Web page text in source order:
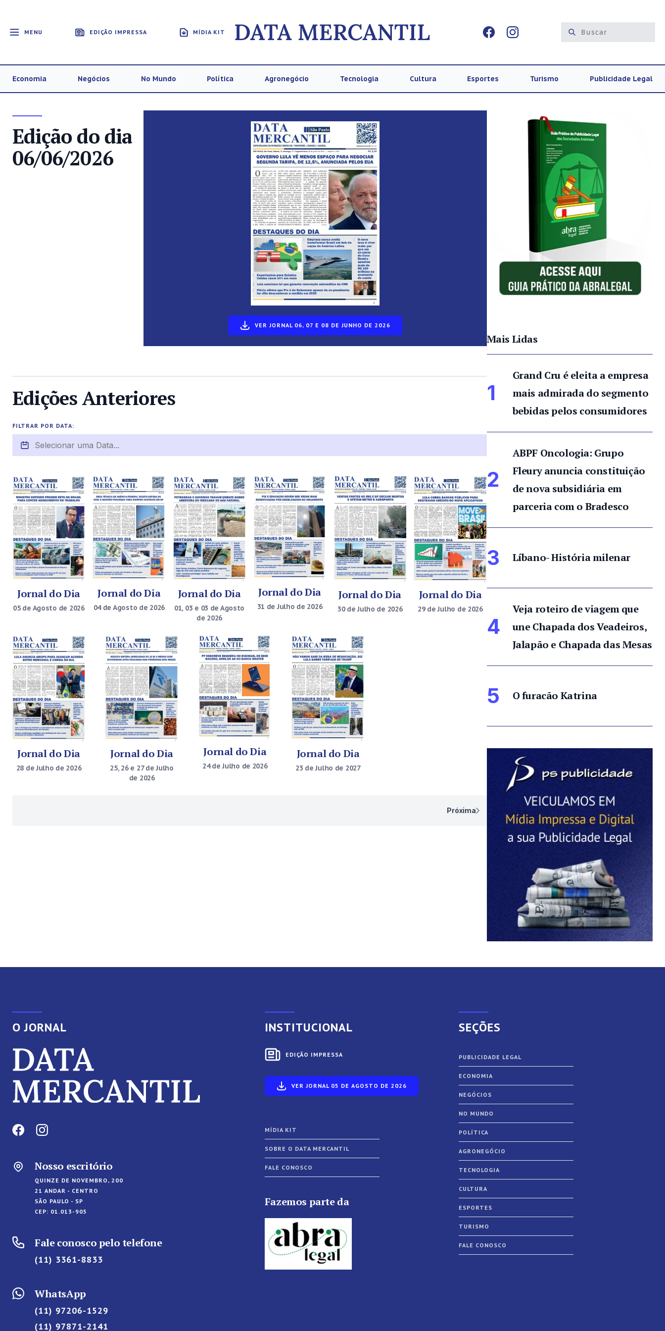
MENU EDIÇÃO IMPRESSA MÍDIA KIT
Economia Negócios No Mundo Política Agronegócio Tecnologia Cultura Esportes Turismo Publicidade Legal
Edição do dia
06/06/2026
VER JORNAL 06, 07 E 08 DE JUNHO DE 2026
Edições Anteriores
FILTRAR POR DATA:
Jornal do Dia
05 de Agosto de 2026
Jornal do Dia
04 de Agosto de 2026
Jornal do Dia
01, 03 e 03 de Agosto
de 2026
Jornal do Dia
31 de Julho de 2026
Jornal do Dia
30 de Julho de 2026
Jornal do Dia
29 de Julho de 2026
Jornal do Dia
28 de Julho de 2026
Jornal do Dia
25, 26 e 27 de Julho
de 2026
Jornal do Dia
24 de Julho de 2026
Jornal do Dia
23 de Julho de 2027
Próxima
Mais Lidas
1
Grand Cru é eleita a empresa
mais admirada do segmento
bebidas pelos consumidores
2
ABPF Oncologia: Grupo
Fleury anuncia constituição
de nova subsidiária em
parceria com o Bradesco
3 Líbano- História milenar
4
Veja roteiro de viagem que
une Chapada dos Veadeiros,
Jalapão e Chapada das Mesas
5 O furacão Katrina
O JORNAL
Nosso escritório
QUINZE DE NOVEMBRO, 200
21 ANDAR - CENTRO
SÃO PAULO - SP
CEP: 01.013-905
Fale conosco pelo telefone
(11) 3361-8833
WhatsApp
(11) 97206-1529
(11) 97871-2141
INSTITUCIONAL
EDIÇÃO IMPRESSA
VER JORNAL 05 DE AGOSTO DE 2026
MÍDIA KIT
SOBRE O DATA MERCANTIL
FALE CONOSCO
Fazemos parte da
SEÇÕES
PUBLICIDADE LEGAL
ECONOMIA
NEGÓCIOS
NO MUNDO
POLÍTICA
AGRONEGÓCIO
TECNOLOGIA
CULTURA
ESPORTES
TURISMO
FALE CONOSCO